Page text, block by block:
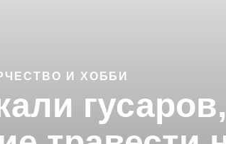
И ХОББИ